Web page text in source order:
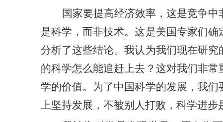
国家要提高经济效率，这是竞争
是科学，而非技术。这是美国专家们确
分析了这些结论。我认为我们现在研究
的科学怎么能追赶上去？这对我们非
学的价值。为了中国科学的发展，我
上坚持发展，不被别人打败，科学进步